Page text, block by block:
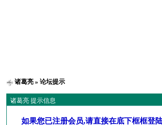
诸葛亮 » 论坛提示
诸葛亮 提示信息
如果您已注册会员,请直接在底下框框登